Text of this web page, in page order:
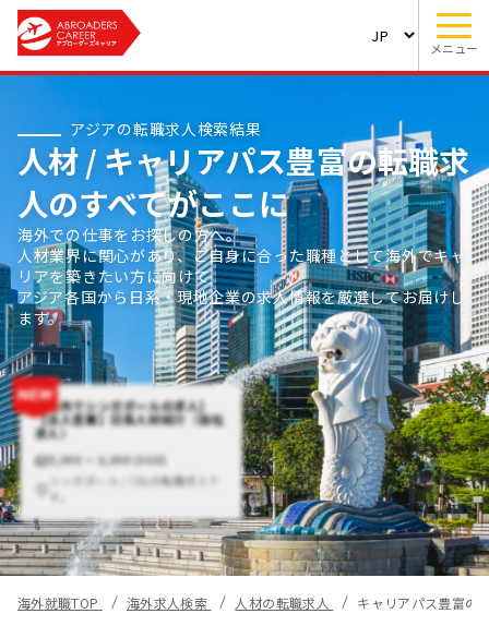
メニュー
アジアの転職求人検索結果
人材 / キャリアパス豊富の転職求
人のすべてがここに
海外での仕事をお探しの方へ。
人材業界に関心があり、ご自身に合った職種として海外でキャ
リアを築きたい方に向けて
アジア各国から日系・現地企業の求人情報を厳選してお届けし
ます。
【海外でシンガポールの求人】
【法人営業】日系人材紹介（自社
求人）
5,000 〜 6,000 (SGD)
シンガポール / Cityの転職求人で
す。
海外就職TOP 海外求人検索 人材の転職求人 キャリアパス豊富の